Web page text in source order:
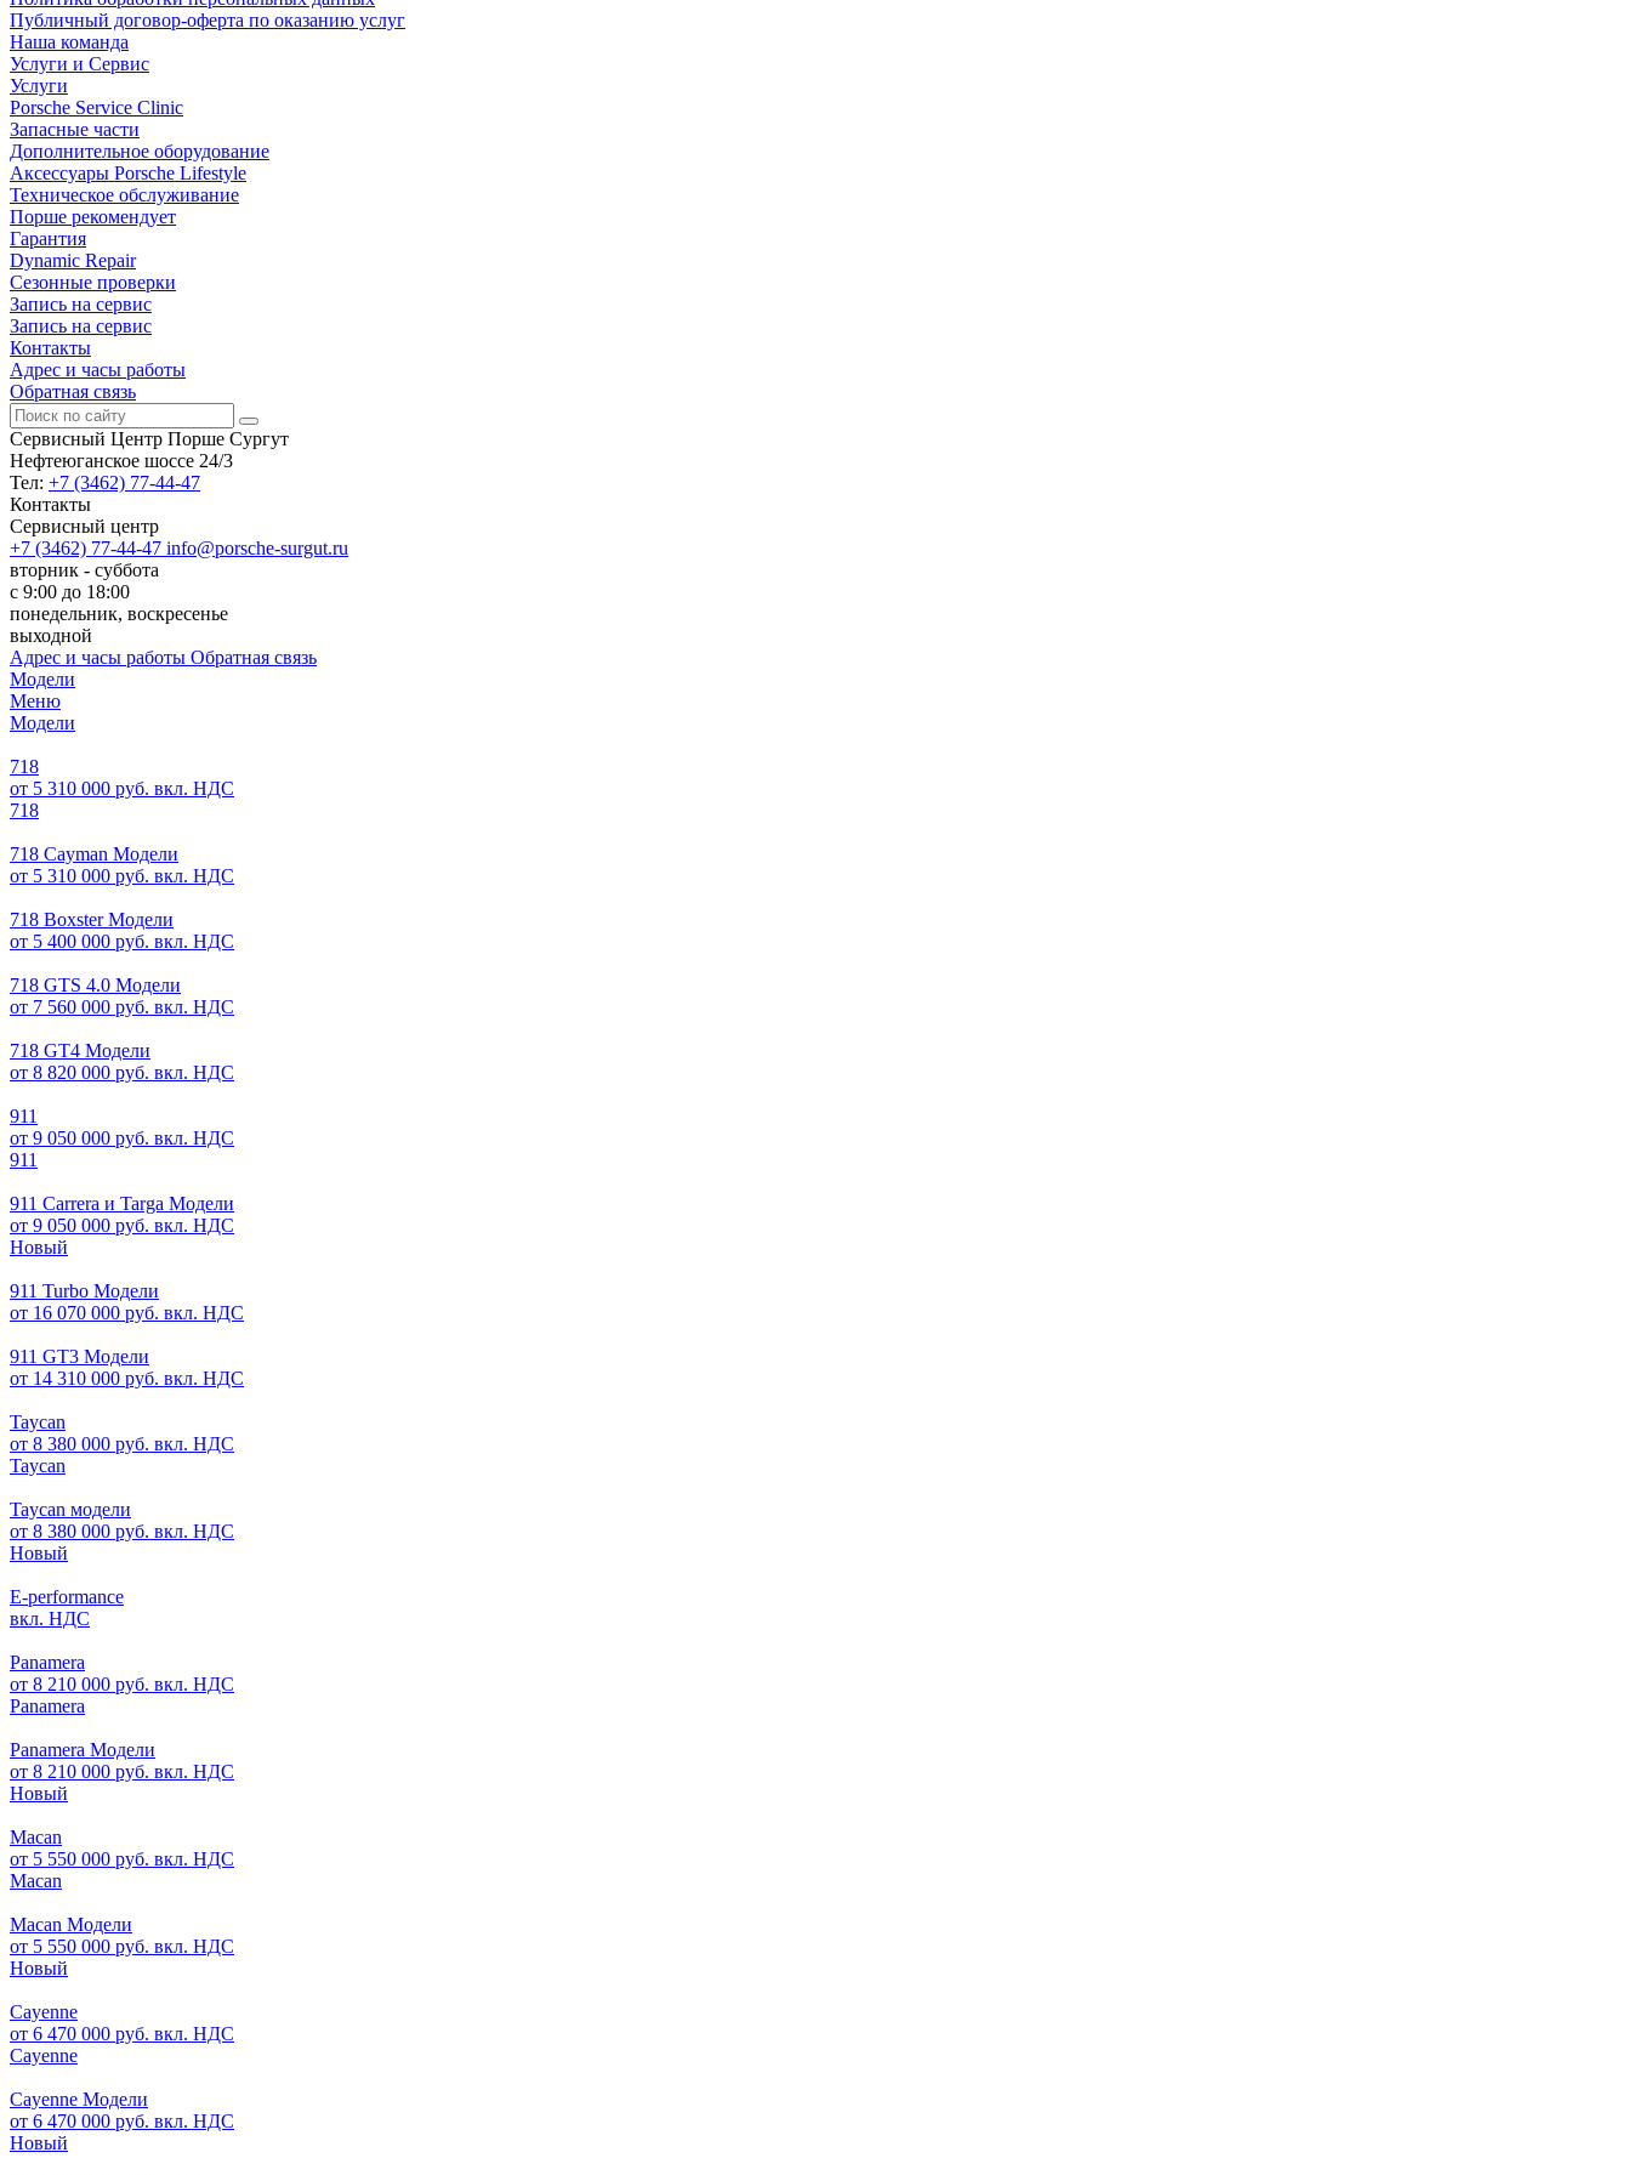
Публичный договор-оферта по оказанию услуг
Наша команда
Услуги и Сервис
Услуги
Porsche Service Clinic
Запасные части
Дополнительное оборудование
Аксессуары Porsche Lifestyle
Техническое обслуживание
Порше рекомендует
Гарантия
Dynamic Repair
Сезонные проверки
Запись на сервис
Запись на сервис
Контакты
Адрес и часы работы
Обратная связь
Сервисный Центр Порше Сургут
Нефтеюганское шоссе 24/3
Тел: +7 (3462) 77-44-47
Контакты
Сервисный центр
+7 (3462) 77-44-47 info@porsche-surgut.ru
вторник - суббота
с 9:00 до 18:00
понедельник, воскресенье
выходной
Адрес и часы работы Обратная связь
Модели
Меню
Модели
718
от 5 310 000 руб. вкл. НДС
718
718 Cayman Модели
от 5 310 000 руб. вкл. НДС
718 Boxster Модели
от 5 400 000 руб. вкл. НДС
718 GTS 4.0 Модели
от 7 560 000 руб. вкл. НДС
718 GT4 Модели
от 8 820 000 руб. вкл. НДС
911
от 9 050 000 руб. вкл. НДС
911
911 Carrera и Targa Модели
от 9 050 000 руб. вкл. НДС
Новый
911 Turbo Модели
от 16 070 000 руб. вкл. НДС
911 GT3 Модели
от 14 310 000 руб. вкл. НДС
Taycan
от 8 380 000 руб. вкл. НДС
Taycan
Taycan модели
от 8 380 000 руб. вкл. НДС
Новый
E-performance
вкл. НДС
Panamera
от 8 210 000 руб. вкл. НДС
Panamera
Panamera Модели
от 8 210 000 руб. вкл. НДС
Новый
Macan
от 5 550 000 руб. вкл. НДС
Macan
Macan Модели
от 5 550 000 руб. вкл. НДС
Новый
Cayenne
от 6 470 000 руб. вкл. НДС
Cayenne
Cayenne Модели
от 6 470 000 руб. вкл. НДС
Новый